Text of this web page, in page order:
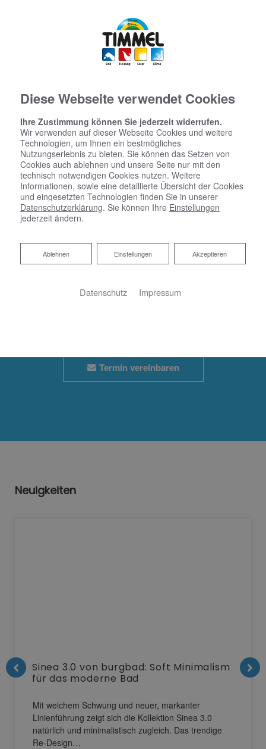
Termin vereinbaren
Neuigkeiten
Sinea 3.0 von burgbad: Soft Minimalism
für das moderne Bad
Mit weichem Schwung und neuer, markanter
Linienführung zeigt sich die Kollektion Sinea 3.0
natürlich und minimalistisch zugleich. Das trendige
Re-Design…
Diese Webseite verwendet Cookies
Ihre Zustimmung können Sie jederzeit widerrufen.
Wir verwenden auf dieser Webseite Cookies und weitere
Technologien, um Ihnen ein bestmögliches
Nutzungserlebnis zu bieten. Sie können das Setzen von
Cookies auch ablehnen und unsere Seite nur mit den
technisch notwendigen Cookies nutzen. Weitere
Informationen, sowie eine detaillierte Übersicht der Cookies
und eingesetzten Technologien finden Sie in unserer
Datenschutzerklärung. Sie können Ihre Einstellungen
jederzeit ändern.
Akzeptieren
Einstellungen
Ablehnen
Ablehnen
Datenschutz Impressum